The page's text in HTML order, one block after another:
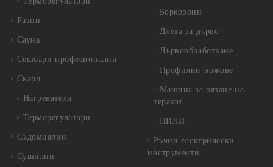
Разни
Сауна
Сешоари професионални
Скари
Нагреватели
Терморегулатори
Съдомиялни
Сушилни
Боркорони
Длета за дърво
Дървообработване
Профилни ножове
Машина за рязане на
теракот
ПИЛИ
Ръчни електрически
инструменти